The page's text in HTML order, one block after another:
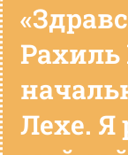
Рахиль
Лехе. Я